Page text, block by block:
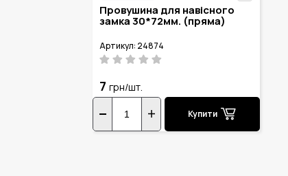
Провушина для навісного
замка 30*72мм. (пряма)
Артикул: 24874
7 грн/шт.
Купити